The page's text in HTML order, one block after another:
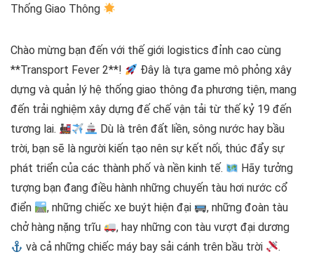
Thống Giao Thông
Chào mừng bạn đến với thế giới logistics đỉnh cao cùng
**Transport Fever 2**!
Đây là tựa game mô phỏng xây
dựng và quản lý hệ thống giao thông đa phương tiện, mang
đến trải nghiệm xây dựng đế chế vận tải từ thế kỷ 19 đến
tương lai.
Dù là trên đất liền, sông nước hay bầu
trời, bạn sẽ là người kiến tạo nên sự kết nối, thúc đẩy sự
phát triển của các thành phố và nền kinh tế.
Hãy tưởng
tượng bạn đang điều hành những chuyến tàu hơi nước cổ
điển
, những chiếc xe buýt hiện đại
, những đoàn tàu
chở hàng nặng trĩu
, hay những con tàu vượt đại dương
và cả những chiếc máy bay sải cánh trên bầu trời
.